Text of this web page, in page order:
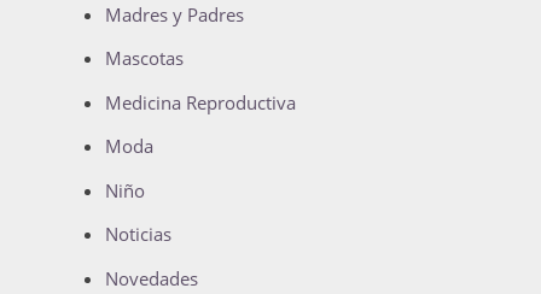
Madres y Padres
Mascotas
Medicina Reproductiva
Moda
Niño
Noticias
Novedades